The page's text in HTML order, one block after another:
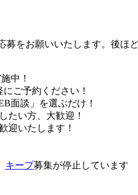
募をお願いいたします。後ほ
中！
ご予約ください！
面談」を選ぶだけ！
たい方、大歓迎！
迎いたします！
キープ募集が停止しています